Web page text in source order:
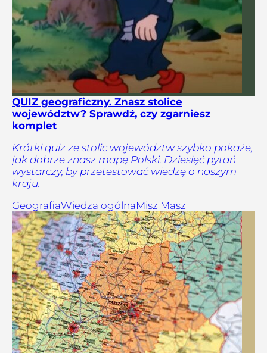
QUIZ geograficzny. Znasz stolice
województw? Sprawdź, czy zgarniesz
komplet
Krótki quiz ze stolic województw szybko pokaże,
jak dobrze znasz mapę Polski. Dziesięć pytań
wystarczy, by przetestować wiedzę o naszym
kraju.
GeografiaWiedza ogólnaMisz Masz